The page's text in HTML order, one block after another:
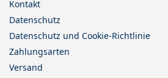
Kontakt
Datenschutz
Datenschutz und Cookie-Richtlinie
Zahlungsarten
Versand